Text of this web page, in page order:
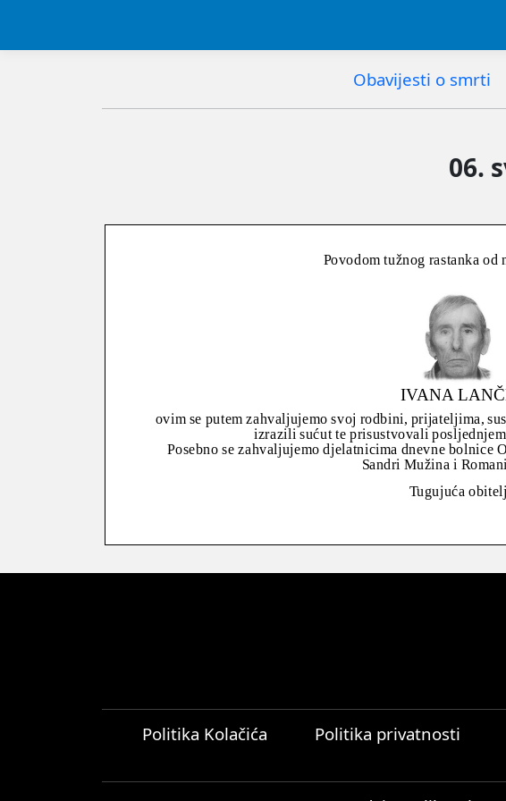
Obavijesti o smrti
06.
Povodom tužnog rastanka od
IVANA
ovim se putem zahvaljujemo svoj rodbini, prijateljima,
izrazili sućut te prisustvovali
Posebno se zahvaljujemo djelatnicima dnevne bolnice
Sandri Mužina i
Tugujuća obitelj
Politika Kolačića Politika privatnosti